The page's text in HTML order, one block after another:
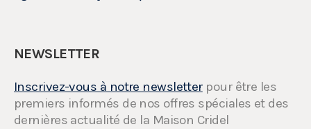
NEWSLETTER
Inscrivez-vous à notre newsletterpour être les
premiers informés de nos offres spéciales et des
dernières actualité de la Maison Cridel